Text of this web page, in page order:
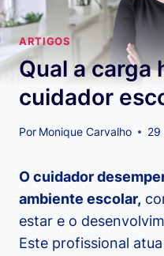
ARTIGOS
Qual a carga
cuidador
Por Monique Carvalho 29
O cuidador
ambiente escolar,
estar e o
Este profissional